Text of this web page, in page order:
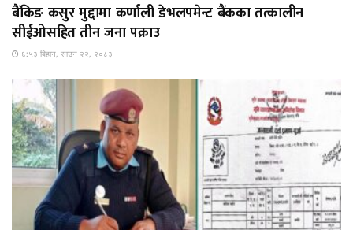
बैंकिङ कसुर मुद्दामा कर्णाली डेभलपमेन्ट बैंकका तत्कालीन
सीईओसहित तीन जना पक्राउ
६:५३ बिहान, साउन २२, २०८३